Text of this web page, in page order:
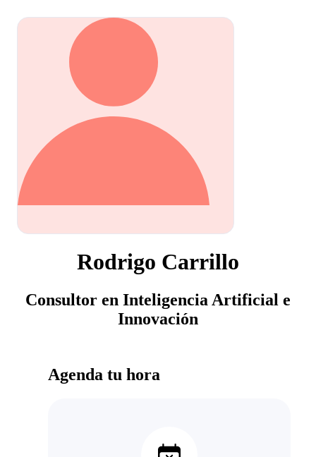
Rodrigo Carrillo
Consultor en Inteligencia Artificial e
Innovación
Agenda tu hora